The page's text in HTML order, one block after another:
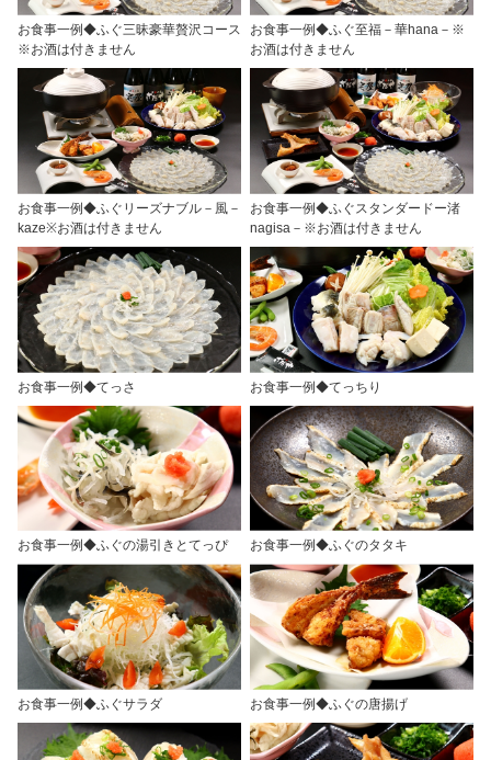
お食事一例◆ふぐ三昧豪華贅沢コース
※お酒は付きません
お食事一例◆ふぐ至福－華hana－※
お酒は付きません
お食事一例◆ふぐリーズナブル－風－
kaze※お酒は付きません
お食事一例◆ふぐスタンダードー渚
nagisa－※お酒は付きません
お食事一例◆てっさ お食事一例◆てっちり
お食事一例◆ふぐの湯引きとてっぴ お食事一例◆ふぐのタタキ
お食事一例◆ふぐサラダ お食事一例◆ふぐの唐揚げ